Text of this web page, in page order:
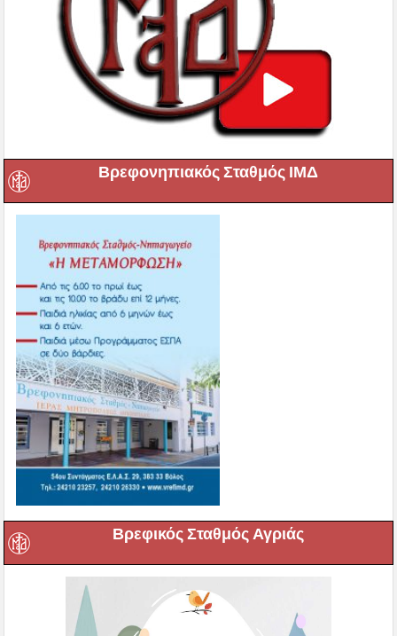
Βρεφονηπιακός Σταθμός ΙΜΔ
Βρεφικός Σταθμός Αγριάς